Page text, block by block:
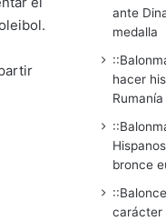
ante
medalla
hacer
Rumanía
bronce
carácter